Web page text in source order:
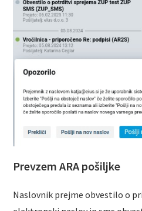
Prevzem ARA pošiljke
Naslovnik prejme obvestilo o